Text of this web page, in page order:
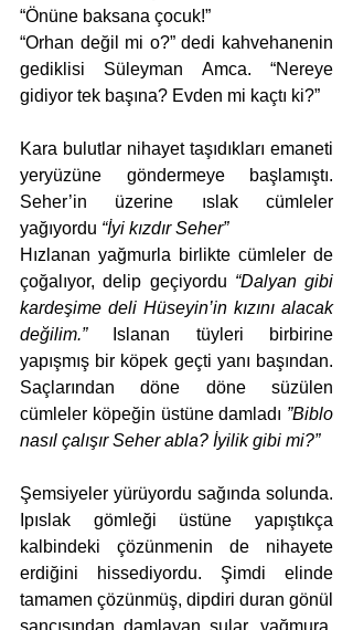
“Önüne baksana çocuk!”
“Orhan değil mi o?” dedi kahvehanenin
gediklisi Süleyman Amca. “Nereye
gidiyor tek başına? Evden mi kaçtı ki?”
Kara bulutlar nihayet taşıdıkları emaneti
yeryüzüne göndermeye başlamıştı.
Seher’in üzerine ıslak cümleler
yağıyordu “İyi kızdır Seher”
Hızlanan yağmurla birlikte cümleler de
çoğalıyor, delip geçiyordu “Dalyan gibi
kardeşime deli Hüseyin’in kızını alacak
değilim.”
Islanan tüyleri birbirine
yapışmış bir köpek geçti yanı başından.
Saçlarından döne döne süzülen
cümleler köpeğin üstüne damladı ”Biblo
nasıl çalışır Seher abla? İyilik gibi mi?”
Şemsiyeler yürüyordu sağında solunda.
Ipıslak gömleği üstüne yapıştıkça
kalbindeki çözünmenin de nihayete
erdiğini hissediyordu. Şimdi elinde
tamamen çözünmüş, dipdiri duran gönül
sancısından damlayan sular, yağmura,